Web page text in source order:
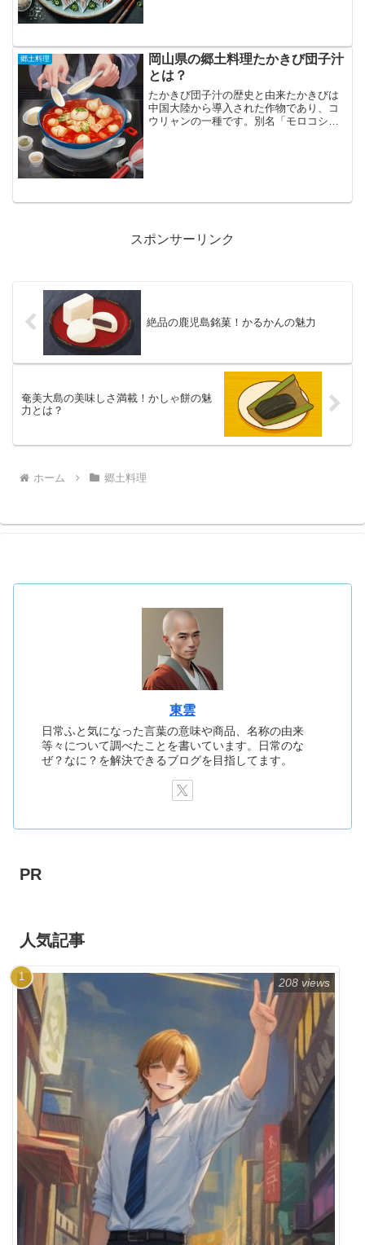
郷土料理
岡山県の郷土料理たかきび団子汁
とは？
たかきび団子汁の歴史と由来たかきびは
中国大陸から導入された作物であり、コ
ウリャンの一種です。別名「モロコシキ
スポンサーリンク
絶品の鹿児島銘菓！かるかんの魅力
奄美大島の美味しさ満載！かしゃ餅の魅
力とは？
ホーム 郷土料理
東雲
日常ふと気になった言葉の意味や商品、名称の由来
等々について調べたことを書いています。日常のな
ぜ？なに？を解決できるブログを目指してます。
PR
人気記事
208 views